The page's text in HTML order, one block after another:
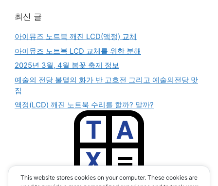
최신 글
아이뮤즈 노트북 깨진 LCD(액정) 교체
아이뮤즈 노트북 LCD 교체를 위한 분해
2025년 3월, 4월 봄꽃 축제 정보
예술의 전당 불멸의 화가 반 고흐전 그리고 예술의전당 맛
집
액정(LCD) 깨진 노트북 수리를 할까? 말까?
This website stores cookies on your computer. These cookies are